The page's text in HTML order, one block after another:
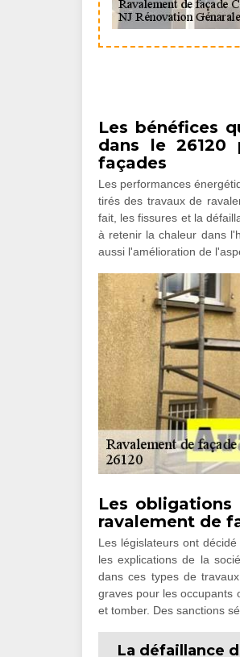
Les bénéfices
dans le 26120
façades
Les performances
tirés des travaux de
fait, les fissures et la
à retenir la chaleur dans
aussi l'amélioration de
Les
ravalement de
Les législateurs ont
les explications de la
dans ces types de
graves pour les occupants
et tomber. Des sanctions
La défaillance